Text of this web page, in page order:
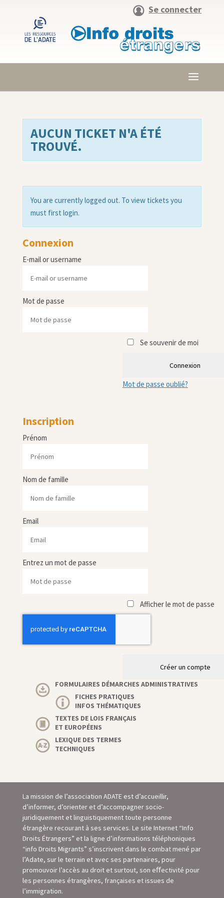
Se connecter
AUCUN TICKET N'A ÉTÉ
TROUVÉ.
You are currently logged out. To view tickets you
must first login.
Connexion
E-mail or username
Mot de passe
Se souvenir de moi
Connexion
Mot de passe oublié?
Inscription
Prénom
Nom de famille
Email
Entrez un mot de passe
Afficher le mot de passe
Créer un compte
FORMULAIRES DÉMARCHES ADMINISTRATIVES
FICHES PRATIQUES
INFOS THÉMATIQUES
TEXTES DE LOIS FRANÇAIS
ET EUROPÉENS
LEXIQUE DES TERMES
TECHNIQUES
La mission de l’association ADATE est d’accueillir,
d’informer, d’orienter et d’accompagner socio-
juridiquement et linguistiquement toute personne
étrangère recourant à ses services. Le site Internet “Info
Droits Étrangers” et la ligne d’informations téléphoniques
“info Droits Migrants” s’inscrivent dans le combat mené par
l’Adate, sur le terrain et avec ses partenaires, pour
promouvoir l’accès au droit et surtout, son eﬀectivité pour
les personnes étrangères, françaises et issues de
l’immigration.